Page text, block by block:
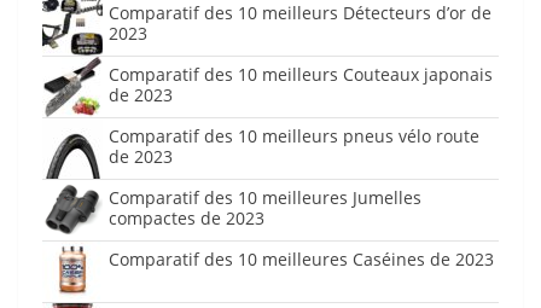
Comparatif des 10 meilleurs Détecteurs d’or de
2023
Comparatif des 10 meilleurs Couteaux japonais
de 2023
Comparatif des 10 meilleurs pneus vélo route
de 2023
Comparatif des 10 meilleures Jumelles
compactes de 2023
Comparatif des 10 meilleures Caséines de 2023